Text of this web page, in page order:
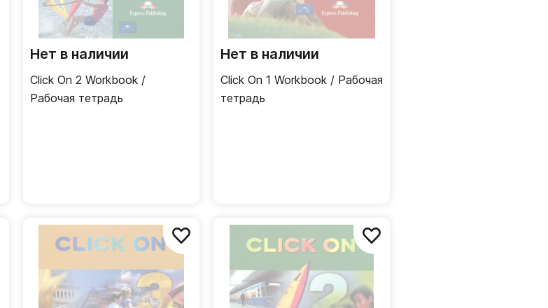
Нет в наличии
Click On 2 Workbook /
Рабочая тетрадь
Нет в наличии
Click On 1 Workbook / Рабочая
тетрадь